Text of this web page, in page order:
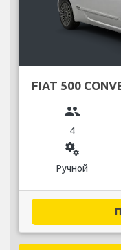
FIAT 500
group
4
miscellaneous_services
Ручной